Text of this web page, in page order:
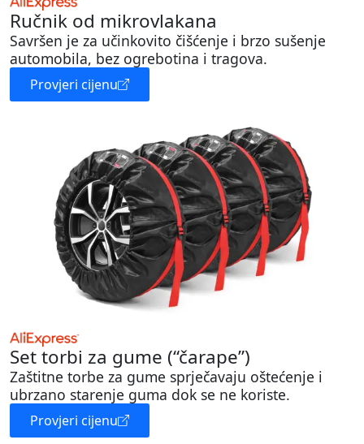
Ručnik od mikrovlakana
Savršen je za učinkovito čišćenje i brzo sušenje
automobila, bez ogrebotina i tragova.
Provjeri cijenu
Set torbi za gume (“čarape”)
Zaštitne torbe za gume sprječavaju oštećenje i
ubrzano starenje guma dok se ne koriste.
Provjeri cijenu